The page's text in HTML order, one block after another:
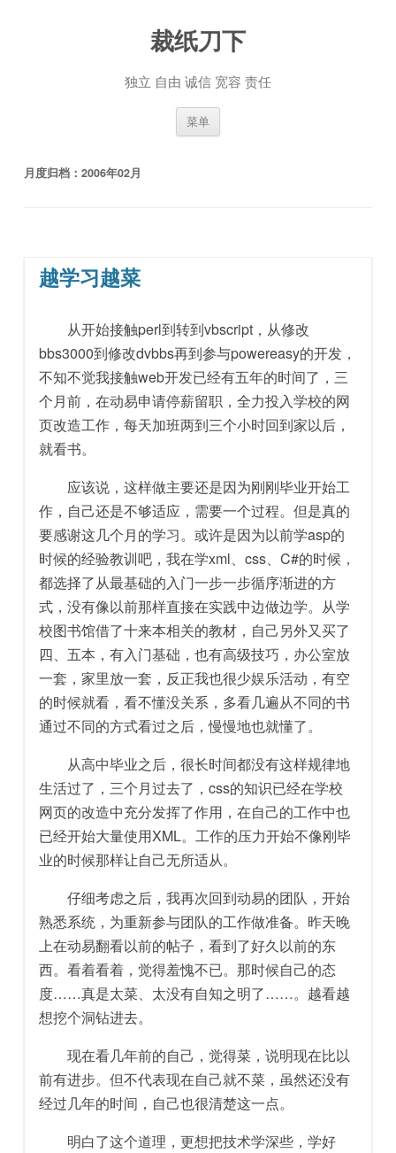
裁纸刀下
独立 自由 诚信 宽容 责任
菜单
月度归档：2006年02月
越学习越菜
从开始接触perl到转到vbscript，从修改
bbs3000到修改dvbbs再到参与powereasy的开发，
不知不觉我接触web开发已经有五年的时间了，三
个月前，在动易申请停薪留职，全力投入学校的网
页改造工作，每天加班两到三个小时回到家以后，
就看书。
应该说，这样做主要还是因为刚刚毕业开始工
作，自己还是不够适应，需要一个过程。但是真的
要感谢这几个月的学习。或许是因为以前学asp的
时候的经验教训吧，我在学xml、css、C#的时候，
都选择了从最基础的入门一步一步循序渐进的方
式，没有像以前那样直接在实践中边做边学。从学
校图书馆借了十来本相关的教材，自己另外又买了
四、五本，有入门基础，也有高级技巧，办公室放
一套，家里放一套，反正我也很少娱乐活动，有空
的时候就看，看不懂没关系，多看几遍从不同的书
通过不同的方式看过之后，慢慢地也就懂了。
从高中毕业之后，很长时间都没有这样规律地
生活过了，三个月过去了，css的知识已经在学校
网页的改造中充分发挥了作用，在自己的工作中也
已经开始大量使用XML。工作的压力开始不像刚毕
业的时候那样让自己无所适从。
仔细考虑之后，我再次回到动易的团队，开始
熟悉系统，为重新参与团队的工作做准备。昨天晚
上在动易翻看以前的帖子，看到了好久以前的东
西。看着看着，觉得羞愧不已。那时候自己的态
度……真是太菜、太没有自知之明了……。越看越
想挖个洞钻进去。
现在看几年前的自己，觉得菜，说明现在比以
前有进步。但不代表现在自己就不菜，虽然还没有
经过几年的时间，自己也很清楚这一点。
明白了这个道理，更想把技术学深些，学好